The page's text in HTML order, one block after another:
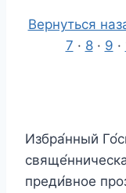
Вернуться
7 · 8· 9 ·
Избра́нный
преди́вное